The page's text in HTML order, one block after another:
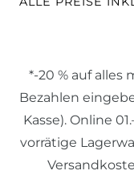
*-20 % auf alles
Bezahlen
Kasse). Online
vorrätige